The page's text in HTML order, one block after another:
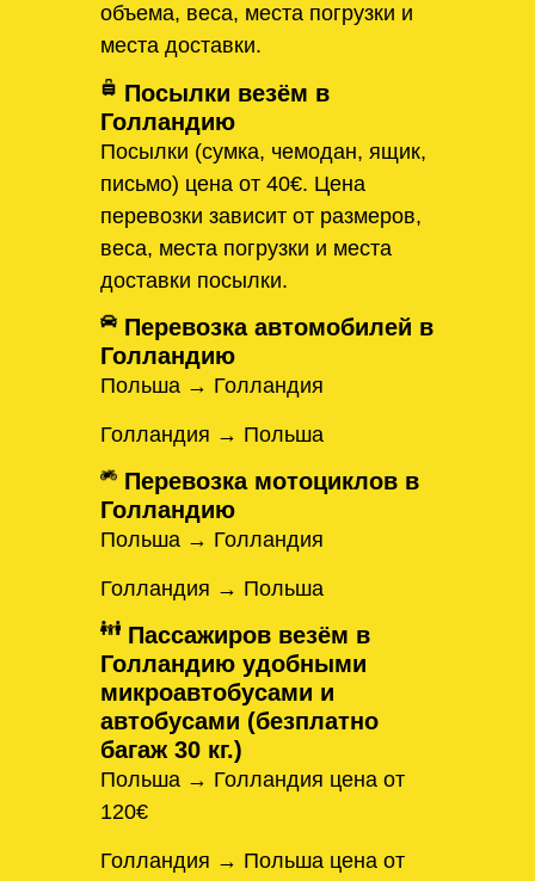
объема, веса, места погрузки и
места доставки.
Посылки везём в
Голландию
Посылки (сумка, чемодан, ящик,
письмо) цена от 40€. Цена
перевозки зависит от размеров,
веса, места погрузки и места
доставки посылки.
Перевозка автомобилей в
Голландию
Польша → Голландия
Голландия → Польша
Перевозка мотоциклов в
Голландию
Польша → Голландия
Голландия → Польша
Пассажиров везём в
Голландию удобными
микроавтобусами и
автобусами (безплатно
багаж 30 кг.)
Польша → Голландия цена от
120€
Голландия → Польша цена от